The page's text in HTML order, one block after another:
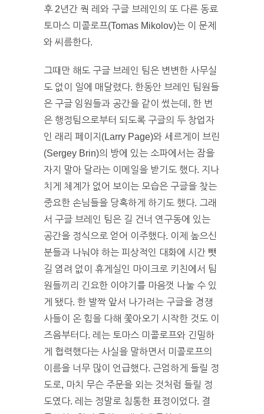
후 2년간 쿽 레와 구글 브레인의 또 다른 동료
토마스 미콜로프(Tomas Mikolov)는 이 문제
와 씨름한다.
그때만 해도 구글 브레인 팀은 변변한 사무실
도 없이 일에 매달렸다. 한동안 브레인 팀원들
은 구글 임원들과 공간을 같이 썼는데, 한 번
은 행정팀으로부터 되도록 구글의 두 창업자
인 래리 페이지(Larry Page)와 세르게이 브린
(Sergey Brin)의 방에 있는 소파에서는 잠을
자지 말아 달라는 이메일을 받기도 했다. 지나
치게 체계가 없어 보이는 모습은 구글을 찾는
중요한 손님들을 당혹하게 하기도 했다. 그래
서 구글 브레인 팀은 길 건너 연구동에 있는
공간을 정식으로 얻어 이주했다. 이제 높으신
분들과 나눠야 하는 피상적인 대화에 시간 뺏
길 염려 없이 휴게실인 마이크로 키친에서 팀
원들끼리 긴요한 이야기를 마음껏 나눌 수 있
게 됐다. 한 발짝 앞서 나가려는 구글을 경쟁
사들이 온 힘을 다해 쫓아오기 시작한 것도 이
즈음부터다. 레는 토마스 미콜로프와 긴밀하
게 협력했다는 사실을 말하면서 미콜로프의
이름을 너무 많이 언급했다. 근엄하게 들릴 정
도로, 마치 무슨 주문을 외는 것처럼 들릴 정
도였다. 레는 정말로 침통한 표정이었다. 결